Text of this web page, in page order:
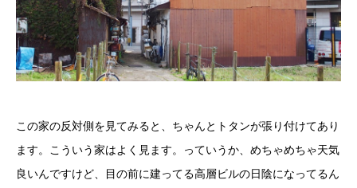
この家の反対側を見てみると、ちゃんとトタンが張り付けてあり
ます。こういう家はよく見ます。っていうか、めちゃめちゃ天気
良いんですけど、目の前に建ってる高層ビルの日陰になってるん